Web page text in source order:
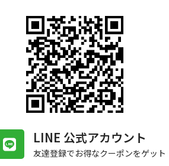
LINE 公式アカウント
友達登録でお得なクーポンをゲット